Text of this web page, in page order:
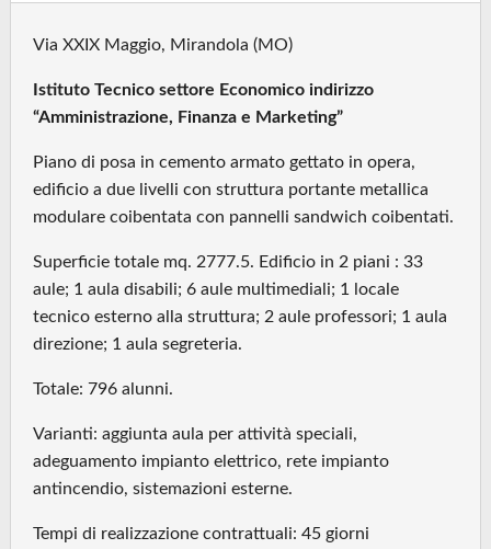
Via XXIX Maggio, Mirandola (MO)
Istituto Tecnico settore Economico indirizzo
“Amministrazione, Finanza e Marketing”
Piano di posa in cemento armato gettato in opera,
edificio a due livelli con struttura portante metallica
modulare coibentata con pannelli sandwich coibentati.
Superficie totale mq. 2777.5. Edificio in 2 piani : 33
aule; 1 aula disabili; 6 aule multimediali; 1 locale
tecnico esterno alla struttura; 2 aule professori; 1 aula
direzione; 1 aula segreteria.
Totale: 796 alunni.
Varianti: aggiunta aula per attività speciali,
adeguamento impianto elettrico, rete impianto
antincendio, sistemazioni esterne.
Tempi di realizzazione contrattuali: 45 giorni